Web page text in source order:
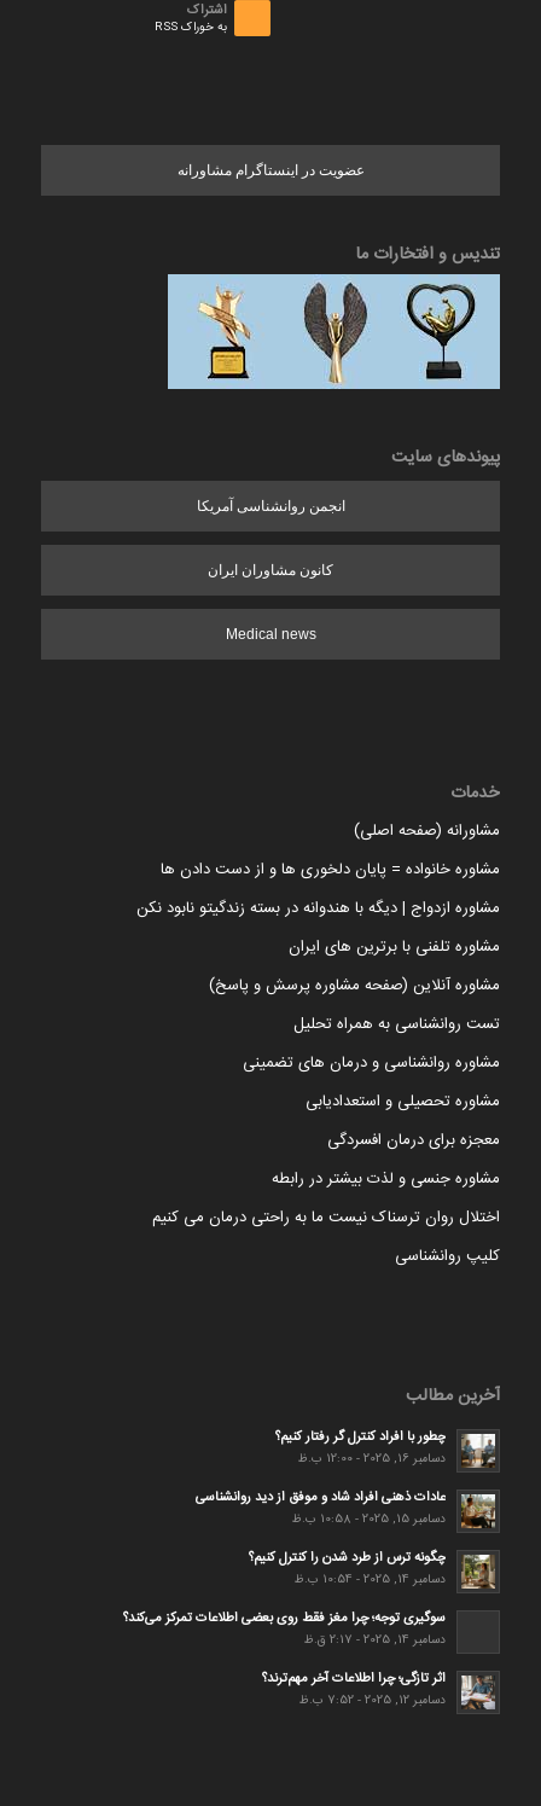
اشتراک
به خوراک RSS
عضویت در اینستاگرام مشاورانه
تندیس و افتخارات ما
پیوندهای سایت
انجمن روانشناسی آمریکا
کانون مشاوران ایران
Medical news
خدمات
مشاورانه (صفحه اصلی)
مشاوره خانواده = پایان دلخوری ها و از دست دادن ها
مشاوره ازدواج | دیگه با هندوانه در بسته زندگیتو نابود نکن
مشاوره تلفنی با برترین های ایران
مشاوره آنلاین (صفحه مشاوره پرسش و پاسخ)
تست روانشناسی به همراه تحلیل
مشاوره روانشناسی و درمان های تضمینی
مشاوره تحصیلی و استعدادیابی
معجزه برای درمان افسردگی
مشاوره جنسی و لذت بیشتر در رابطه
اختلال روان ترسناک نیست ما به راحتی درمان می کنیم
کلیپ روانشناسی
آخرین مطالب
چطور با افراد کنترل گر رفتار کنیم؟
دسامبر 16, 2025 - 12:00 ب.ظ
عادات ذهنی افراد شاد و موفق از دید روانشناسی
دسامبر 15, 2025 - 10:58 ب.ظ
چگونه ترس از طرد شدن را کنترل کنیم؟
دسامبر 14, 2025 - 10:54 ب.ظ
سوگیری توجه؛ چرا مغز فقط روی بعضی اطلاعات تمرکز می‌کند؟
دسامبر 14, 2025 - 2:17 ق.ظ
اثر تازگی؛ چرا اطلاعات آخر مهم‌ترند؟
دسامبر 12, 2025 - 7:52 ب.ظ